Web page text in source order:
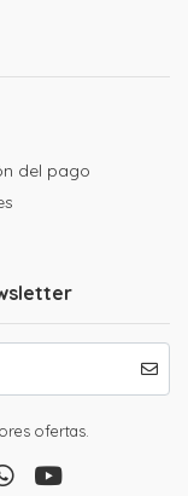
del pago
ofertas.